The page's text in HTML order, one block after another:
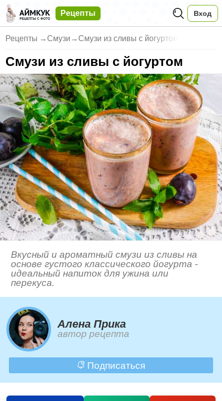
Рецепты Вход
Рецепты → Смузи → Смузи из сливы с йогуртом
Смузи из сливы с йогуртом
Вкусный и ароматный смузи из сливы на
основе густого классического йогурта -
идеальный напиток для ужина или
перекуса.
Алена Прика
автор рецепта
Подписаться